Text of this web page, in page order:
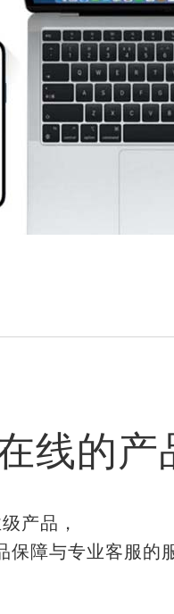
线的产
产品，
保障与专业客服的